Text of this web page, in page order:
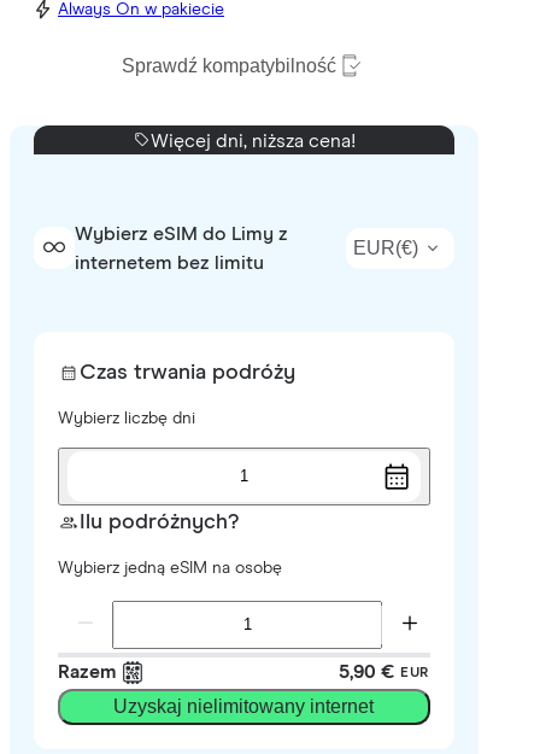
Always On w pakiecie
Sprawdź kompatybilność
Więcej dni, niższa cena!
Wybierz eSIM do Limy z
internetem bez limitu
EUR(€)
Czas trwania podróży
Wybierz liczbę dni
1
Ilu podróżnych?
Wybierz jedną eSIM na osobę
Razem 5,90 € EUR
Uzyskaj nielimitowany internet